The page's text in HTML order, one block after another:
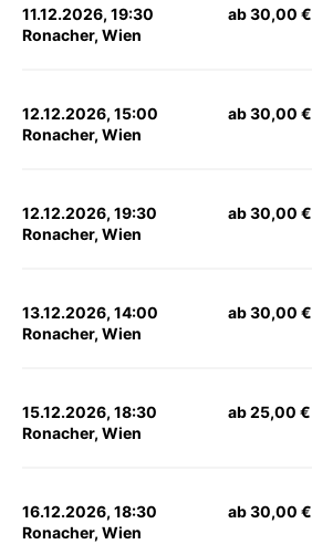
11.12.2026, 19:30
Ronacher, Wien
ab 30,00 €
12.12.2026, 15:00
Ronacher, Wien
ab 30,00 €
12.12.2026, 19:30
Ronacher, Wien
ab 30,00 €
13.12.2026, 14:00
Ronacher, Wien
ab 30,00 €
15.12.2026, 18:30
Ronacher, Wien
ab 25,00 €
16.12.2026, 18:30
Ronacher, Wien
ab 30,00 €